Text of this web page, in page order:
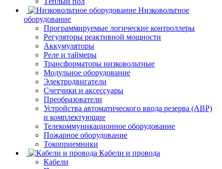
Низковольтное
оборудование
Программируемые логические контроллеры
Регуляторы реактивной мощности
Аккумуляторы
Реле и таймеры
Трансформаторы низковольтные
Модульное оборудование
Электродвигатели
Счетчики и аксессуары
Преобразователи
Устройства автоматического ввода резерва (АВР)
и комплектующие
Телекоммуникационное оборудование
Пожарное оборудование
Токоприемники
Кабели и провода
Кабели